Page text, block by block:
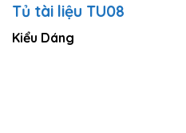
Tủ tài liệu TU08
Kiểu Dáng